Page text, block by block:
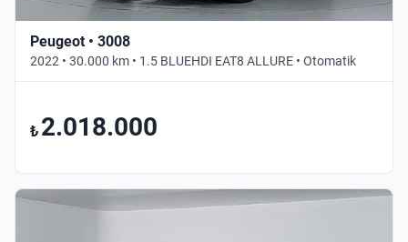
Peugeot • 3008
2022 • 30.000 km • 1.5 BLUEHDI EAT8 ALLURE • Otomatik
₺ 2.018.000